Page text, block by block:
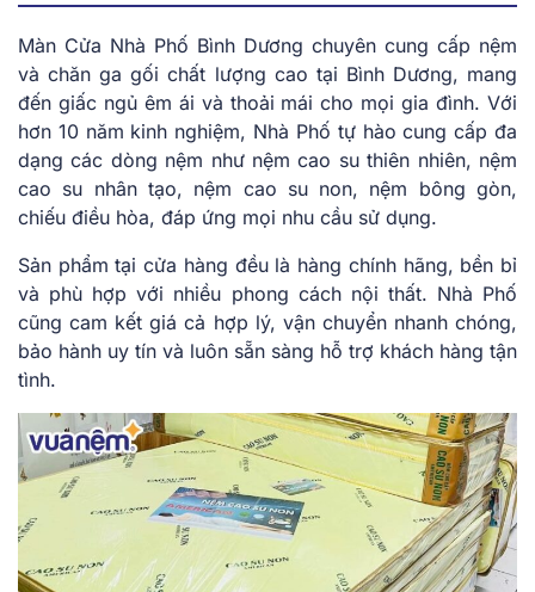
Màn Cửa Nhà Phố Bình Dương chuyên cung cấp nệm
và chăn ga gối chất lượng cao tại Bình Dương, mang
đến giấc ngủ êm ái và thoải mái cho mọi gia đình. Với
hơn 10 năm kinh nghiệm, Nhà Phố tự hào cung cấp đa
dạng các dòng nệm như nệm cao su thiên nhiên, nệm
cao su nhân tạo, nệm cao su non, nệm bông gòn,
chiếu điều hòa, đáp ứng mọi nhu cầu sử dụng.
Sản phẩm tại cửa hàng đều là hàng chính hãng, bền bỉ
và phù hợp với nhiều phong cách nội thất. Nhà Phố
cũng cam kết giá cả hợp lý, vận chuyển nhanh chóng,
bảo hành uy tín và luôn sẵn sàng hỗ trợ khách hàng tận
tình.